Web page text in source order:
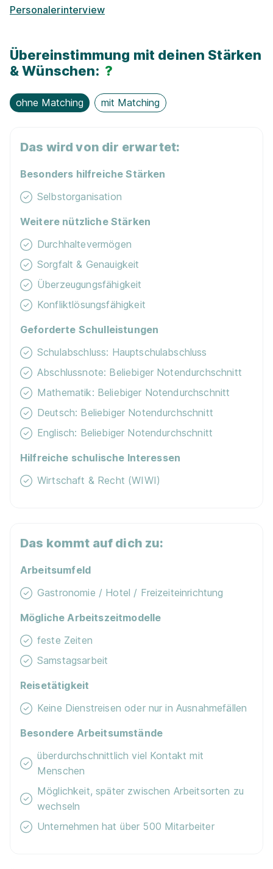
Schulgeld­frei
E-Lear­ning / On­line-Kur­se
Personalerinterview
Übereinstimmung mit deinen Stärken
& Wünschen: ?
ohne Matching mit Matching
Das wird von dir erwartet:
Besonders hilfreiche Stärken
Selbstorganisation
Weitere nützliche Stärken
Durchhaltevermögen
Sorgfalt & Genauigkeit
Überzeugungsfähigkeit
Konfliktlösungsfähigkeit
Geforderte Schulleistungen
Schulabschluss: Hauptschulabschluss
Abschlussnote: Beliebiger Notendurchschnitt
Mathematik: Beliebiger Notendurchschnitt
Deutsch: Beliebiger Notendurchschnitt
Englisch: Beliebiger Notendurchschnitt
Hilfreiche schulische Interessen
Wirtschaft & Recht (WIWI)
Das kommt auf dich zu:
Arbeitsumfeld
Gastronomie / Hotel / Freizeiteinrichtung
Mögliche Arbeitszeitmodelle
feste Zeiten
Samstagsarbeit
Reisetätigkeit
Keine Dienstreisen oder nur in Ausnahmefällen
Besondere Arbeitsumstände
überdurchschnittlich viel Kontakt mit
Menschen
Möglichkeit, später zwischen Arbeitsorten zu
wechseln
Unternehmen hat über 500 Mitarbeiter